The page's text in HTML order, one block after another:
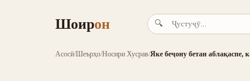
Шоирон 🔍
Асосӣ/Шеърҳо/Носири Хусрав/Яке беҷону бетан аблақаспе,